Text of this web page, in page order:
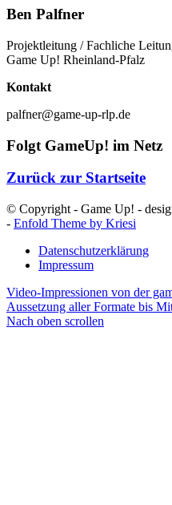
Ben Palfner
Projektleitung / Fachliche
Game Up! Rheinland-Pfalz
Kontakt
palfner@game-up-rlp.de
Folgt GameUp! im Netz
Zurück zur Startseite
© Copyright - Game Up! -
- Enfold Theme by Kriesi
Datenschutzerklärung
Impressum
Video-Impressionen von der
Aussetzung aller Formate bis
Nach oben scrollen